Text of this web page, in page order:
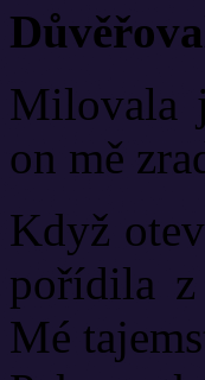
Milovala
on mě
Když
pořídila
Mé